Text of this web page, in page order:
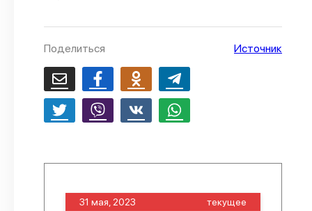
Поделиться Источник
31 мая, 2023 текущее